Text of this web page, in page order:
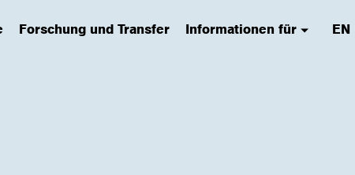
Forschung und Transfer
(has submenu) Informationen für
(has submenu) EN